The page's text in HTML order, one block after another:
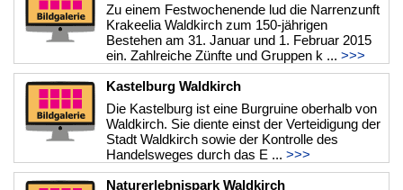
Zu einem Festwochenende lud die Narrenzunft
Krakeelia Waldkirch zum 150-jährigen
Bestehen am 31. Januar und 1. Februar 2015
ein. Zahlreiche Zünfte und Gruppen k ... >>>
Kastelburg Waldkirch
Die Kastelburg ist eine Burgruine oberhalb von
Waldkirch. Sie diente einst der Verteidigung der
Stadt Waldkirch sowie der Kontrolle des
Handelsweges durch das E ... >>>
Naturerlebnispark Waldkirch